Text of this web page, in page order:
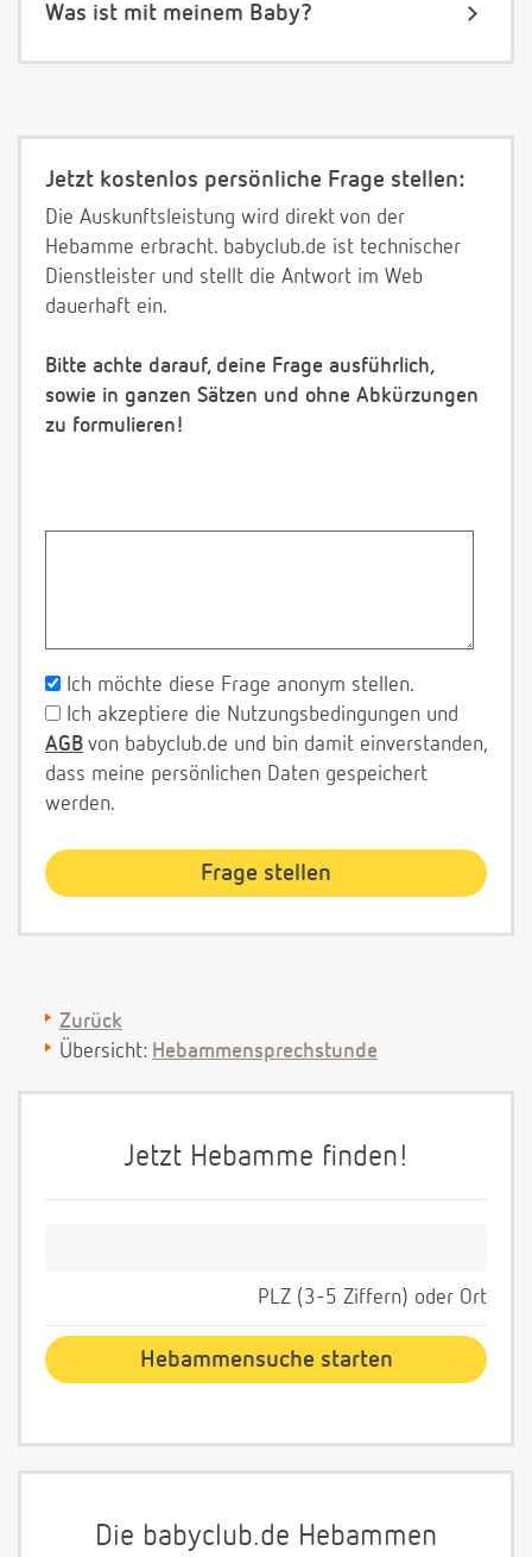
Was ist mit meinem Baby?
Jetzt kostenlos persönliche Frage stellen:
Die Auskunftsleistung wird direkt von der
Hebamme erbracht. babyclub.de ist technischer
Dienstleister und stellt die Antwort im Web
dauerhaft ein.
Bitte achte darauf, deine Frage ausführlich,
sowie in ganzen Sätzen und ohne Abkürzungen
zu formulieren!
Ich möchte diese Frage anonym stellen.
Ich akzeptiere die Nutzungsbedingungen und
AGB von babyclub.de und bin damit einverstanden,
dass meine persönlichen Daten gespeichert
werden.
Zurück
Übersicht: Hebammensprechstunde
Jetzt Hebamme finden!
PLZ (3-5 Ziffern) oder Ort
Die babyclub.de Hebammen